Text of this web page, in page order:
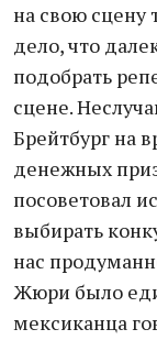
на свою сцену
дело, что
подобрать
сцене.
Брейтбург на
денежных
посоветовал
выбирать
нас
Жюри было
мексиканца